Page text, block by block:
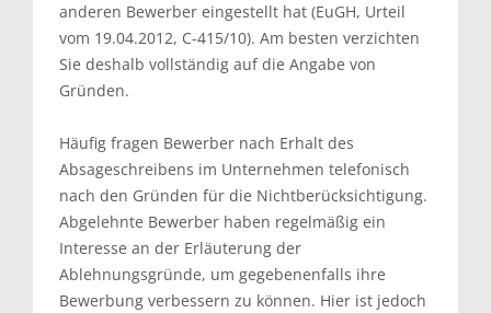
anderen Bewerber eingestellt hat (EuGH, Urteil
vom 19.04.2012, C-415/10). Am besten verzichten
Sie deshalb vollständig auf die Angabe von
Gründen.
Häufig fragen Bewerber nach Erhalt des
Absageschreibens im Unternehmen telefonisch
nach den Gründen für die Nichtberücksichtigung.
Abgelehnte Bewerber haben regelmäßig ein
Interesse an der Erläuterung der
Ablehnungsgründe, um gegebenenfalls ihre
Bewerbung verbessern zu können. Hier ist jedoch